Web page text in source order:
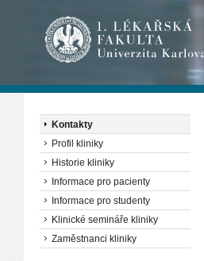
Kontakty
Profil kliniky
Historie kliniky
Informace pro pacienty
Informace pro studenty
Klinické semináře kliniky
Zaměstnanci kliniky